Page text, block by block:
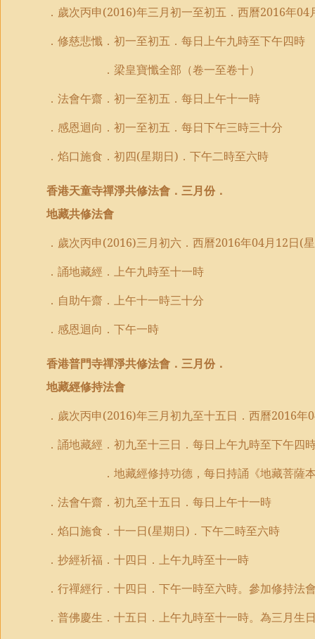
．歲次丙申(2016)年三月初一至初五．西曆2016年04
．修慈悲懺．初一至初五．每日上午九時至下午四時
．梁皇寶懺全部（卷一至卷十）
．法會午齋．初一至初五．每日上午十一時
．感恩迴向．初一至初五．每日下午三時三十分
．焰口施食．初四(星期日) ．下午二時至六時
香港天童寺禪淨共修法會．三月份．
地藏共修法會
．歲次丙申(2016)三月初六．西曆2016年04月12日(
．誦地藏經．上午九時至十一時
． 自助午齋．上午十一時三十分
． 感恩迴向 ．下午一時
香港普門寺禪淨共修法會．三月份．
地藏經修持法會
．歲次丙申(2016)年三月初九至十五日．西曆2016年
．誦地藏經．初九至十三日．每日上午九時至下午四
．地藏經修持功德，每日持誦《地藏菩薩
．法會午齋．初九至十五日 ．每日上午十一時
．焰口施食．十一日(星期日) ．下午二時至六時
．抄經祈福．十四日．上午九時至十一時
．行禪經行．十四日．下午一時至六時。參加修持
．普佛慶生．十五日．上午九時至十一時。為三月